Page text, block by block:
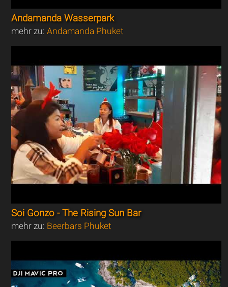
Andamanda Wasserpark
mehr zu:Andamanda Phuket
Soi Gonzo - The Rising Sun Bar
mehr zu: Beerbars Phuket